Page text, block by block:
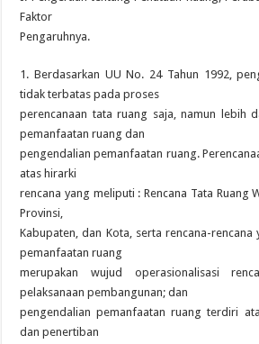
Faktor
Pengaruhnya.
1. Berdasarkan UU No. 24 Tahun 1992,
tidak terbatas pada proses
perencanaan tata ruang saja, namun lebih
pemanfaatan ruang dan
pengendalian pemanfaatan ruang.
atas hirarki
rencana yang meliputi : Rencana Tata Ruang
Provinsi,
Kabupaten, dan Kota, serta rencana-
pemanfaatan ruang
merupakan wujud operasionalisasi
pelaksanaan pembangunan; dan
pengendalian pemanfaatan ruang terdiri
dan penertiban